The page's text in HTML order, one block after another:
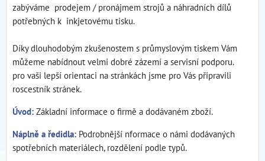
zabýváme prodejem / pronájmem strojů a náhradních dílů
potřebných k inkjetovému tisku.
Díky dlouhodobým zkušenostem s průmyslovým tiskem Vám
můžeme nabídnout velmi dobré zázemí a servisní podporu.
pro vaši lepší orientaci na stránkách jsme pro Vás připravili
roscestník stránek.
Úvod: Základní informace o firmě a dodávaném zboží.
Náplně a ředidla: Podrobnější nformace o námi dodávaných
spotřebních materiálech, rozdělení podle typů.